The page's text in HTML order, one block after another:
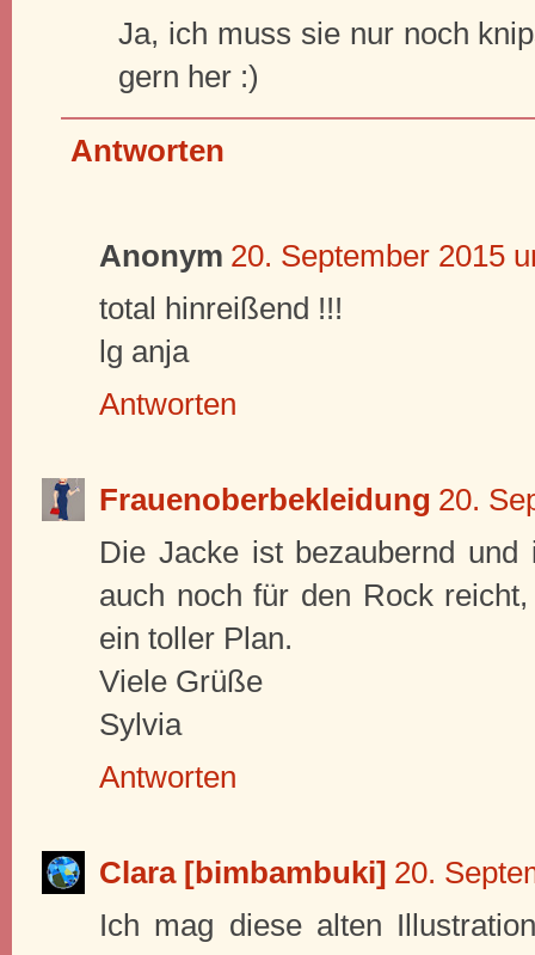
Ja, ich muss sie nur noch
gern her :)
Antworten
Anonym 20. September 2015
total hinreißend !!!
lg anja
Antworten
Frauenoberbekleidung 20.
Die Jacke ist bezaubernd
auch noch für den Rock
ein toller Plan.
Viele Grüße
Sylvia
Antworten
Clara [bimbambuki] 20.
Ich mag diese alten